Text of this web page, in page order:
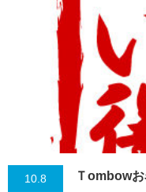
10.8 Ｔombow